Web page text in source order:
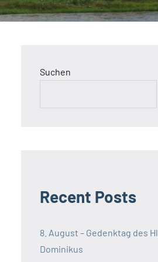
Suchen
Recent Posts
8. August – Gedenktag des Hl.
Dominikus